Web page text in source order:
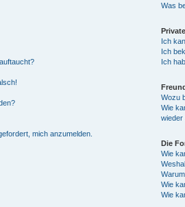
mich anzumelden.
Was
Ich
Ich
Ich
Wozu
Wie
wieder
Die
Wie
Wie
Wie